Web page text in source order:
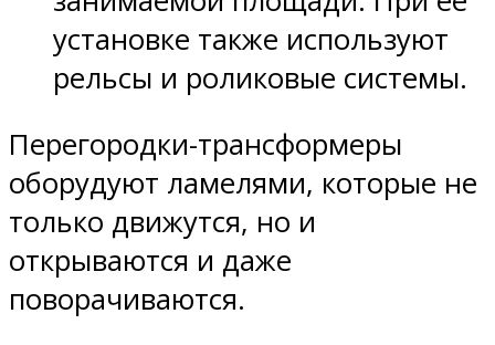
установке также используют
рельсы и роликовые системы.
Перегородки-трансформеры
оборудуют ламелями, которые не
только движутся, но и
открываются и даже
поворачиваются.